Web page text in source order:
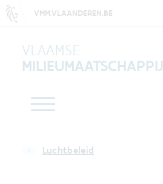
VMM.VLAANDEREN.BE
VLAAMSE
MILIEUMAATSCHAPPIJ
Luchtbeleid